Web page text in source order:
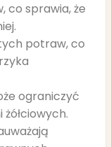
co sprawia, że
potraw, co
ograniczyć